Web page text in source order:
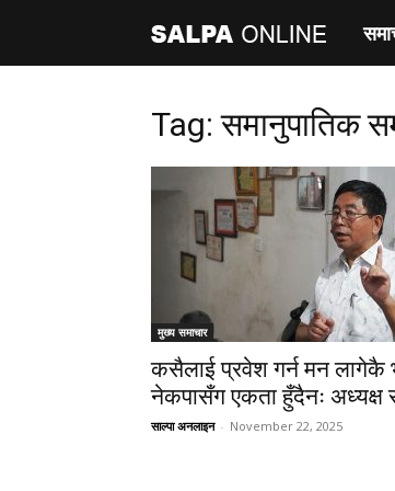
साल्पा
Tag: समानुपातिक
मुख्य समाचार
कसैलाई प्रवेश गर्न मन लागेकै
नेकपासँग एकता हुँदैनः अध्यक्ष
साल्पा अनलाइन - November 22, 2025